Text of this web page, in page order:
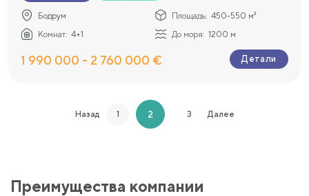
Бодрум Площадь: 450-550 м²
Комнат: 4+1 До моря: 1200 м
1 990 000 - 2 760 000 € Детали
Назад 1 2 3 Далее
Преимущества компании